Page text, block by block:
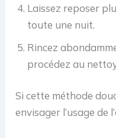
Laissez reposer
toute une nuit.
Rincez
procédez au
Si cette méthode
envisager l’usage de